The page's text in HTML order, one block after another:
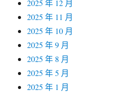
2025 年 12 月
2025 年 11 月
2025 年 10 月
2025 年 9 月
2025 年 8 月
2025 年 5 月
2025 年 1 月